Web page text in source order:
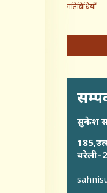
गतिविधियाँ
सुकेश